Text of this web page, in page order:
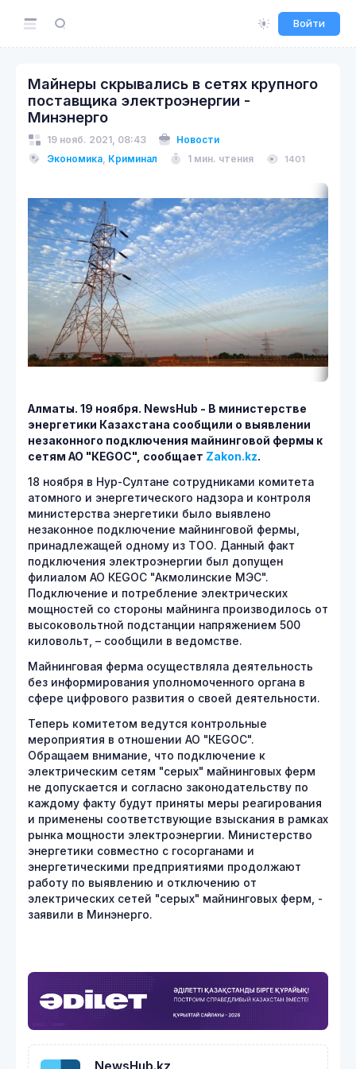
Войти
Майнеры скрывались в сетях крупного
поставщика электроэнергии -
Минэнерго
19 нояб. 2021, 08:43
Новости
Экономика, Криминал 1 мин. чтения 1401
Алматы. 19 ноября. NewsHub - В министерстве
энергетики Казахстана сообщили о выявлении
незаконного подключения майнинговой фермы к
сетям АО "КЕGОС", сообщает Zakon. kz.
18 ноября в Нур-Султане сотрудниками комитета
атомного и энергетического надзора и контроля
министерства энергетики было выявлено
незаконное подключение майнинговой фермы,
принадлежащей одному из ТОО. Данный факт
подключения электроэнергии был допущен
филиалом АО КЕGОС "Акмолинские МЭС".
Подключение и потребление электрических
мощностей со стороны майнинга производилось от
высоковольтной подстанции напряжением 500
киловольт, – сообщили в ведомстве.
Майнинговая ферма осуществляла деятельность
без информирования уполномоченного органа в
сфере цифрового развития о своей деятельности.
Теперь комитетом ведутся контрольные
мероприятия в отношении АО "КЕGОС".
Обращаем внимание, что подключение к
электрическим сетям "серых" майнинговых ферм
не допускается и согласно законодательству по
каждому факту будут приняты меры реагирования
и применены соответствующие взыскания в рамках
рынка мощности электроэнергии. Министерство
энергетики совместно с госорганами и
энергетическими предприятиями продолжают
работу по выявлению и отключению от
электрических сетей "серых" майнинговых ферм, -
заявили в Минэнерго.
NewsHub.kz